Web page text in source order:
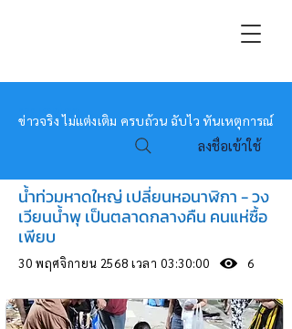
หมอข่าว
ข่าวจริง ไม่แต่งเติม ครบถ้วน ฉับไว ทันเหตุการณ์
ลงชื่อเข้าใช้
น้ำท่วมหาดใหญ่ เปลี่ยนหอนาฬิกา - วง
เวียนน้ำพุ เป็นตลาดกลางคืน คนแห่ซื้อ
เพียบ
30 พฤศจิกายน 2568 เวลา 03:30:00 6